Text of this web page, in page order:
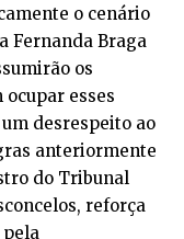
o cenário
Fernanda Braga
os
esses
desrespeito ao
anteriormente
do Tribunal
reforça
pela